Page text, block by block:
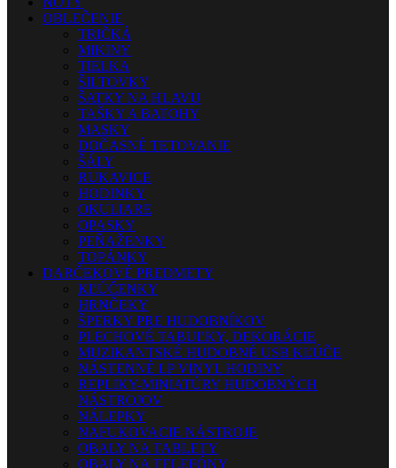
OBLEČENIE
TRIČKÁ
MIKINY
TIELKA
ŠILTOVKY
ŠATKY NA HLAVU
TAŠKY A BATOHY
MASKY
DOČASNÉ TETOVANIE
ŠÁLY
RUKAVICE
HODINKY
OKULIARE
OPASKY
PEŇAŽENKY
TOPÁNKY
DARČEKOVÉ PREDMETY
KĽÚČENKY
HRNČEKY
ŠPERKY PRE HUDOBNÍKOV
PLECHOVÉ TABUĽKY, DEKORÁCIE
MUZIKANTSKÉ HUDOBNÉ USB KĽÚČE
NÁSTENNÉ LP VINYL HODINY
REPLIKY-MINIATÚRY HUDOBNÝCH
NÁSTROJOV
NÁLEPKY
NAFUKOVACIE NÁSTROJE
OBALY NA TABLETY
OBALY NA TELEFÓNY